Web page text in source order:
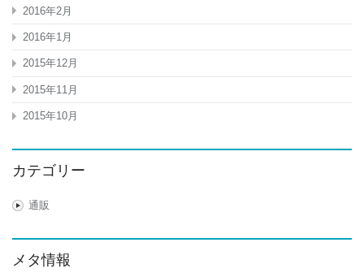
2016年2月
2016年1月
2015年12月
2015年11月
2015年10月
カテゴリー
通販
メタ情報